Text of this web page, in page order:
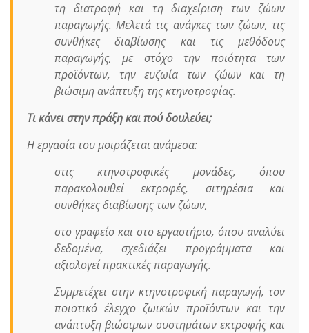
τη διατροφή και τη διαχείριση των ζώων
παραγωγής. Μελετά τις ανάγκες των ζώων, τις
συνθήκες διαβίωσης και τις μεθόδους
παραγωγής, με στόχο την ποιότητα των
προϊόντων, την ευζωία των ζώων και τη
βιώσιμη ανάπτυξη της κτηνοτροφίας.
Τι κάνει στην πράξη και πού δουλεύει;
Η εργασία του μοιράζεται ανάμεσα:
στις κτηνοτροφικές μονάδες, όπου
παρακολουθεί εκτροφές, σιτηρέσια και
συνθήκες διαβίωσης των ζώων,
στο γραφείο και στο εργαστήριο, όπου αναλύει
δεδομένα, σχεδιάζει προγράμματα και
αξιολογεί πρακτικές παραγωγής.
Συμμετέχει στην κτηνοτροφική παραγωγή, τον
ποιοτικό έλεγχο ζωικών προϊόντων και την
ανάπτυξη βιώσιμων συστημάτων εκτροφής και